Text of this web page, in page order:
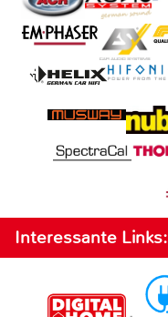
Interessante Links: